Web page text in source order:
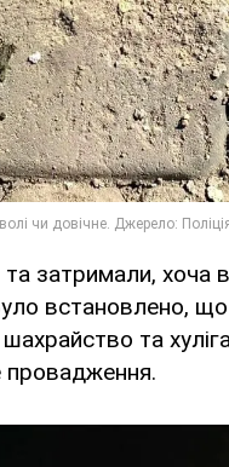
затримали, хоча
встановлено,
та
провадження.